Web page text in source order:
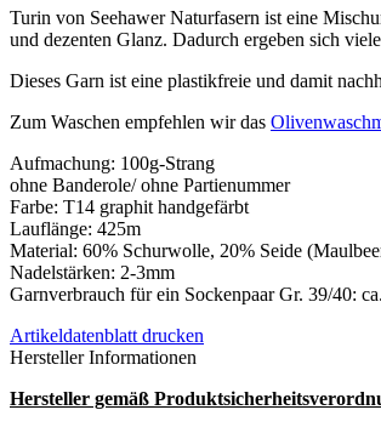
Turin von Seehawer Naturfasern ist eine
und dezenten Glanz. Dadurch ergeben sich
Dieses Garn ist eine plastikfreie und damit
Zum Waschen empfehlen wir das
Aufmachung: 100g-Strang
ohne Banderole/ ohne Partienummer
Farbe: T14 graphit handgefärbt
Lauflänge: 425m
Material: 60% Schurwolle, 20% Seide
Nadelstärken: 2-3mm
Garnverbrauch für ein Sockenpaar Gr. 39/40:
Artikeldatenblatt drucken
Hersteller Informationen
Hersteller gemäß